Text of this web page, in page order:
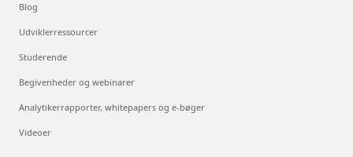
Blog
Udviklerressourcer
Studerende
Begivenheder og webinarer
Analytikerrapporter, whitepapers og e-bøger
Videoer